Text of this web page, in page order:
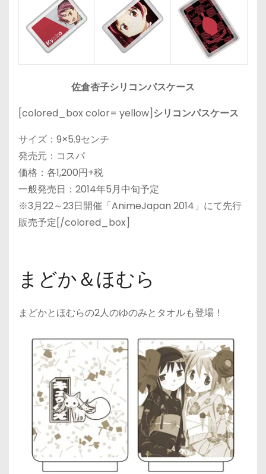
佐倉杏子シリコンパスケース
[colored_box color= yellow] シリコンパスケース
サイズ：9×5.9センチ
発売元：コスパ
価格：各1,200円+税
一般発売日：2014年5月中旬予定
※3月22～23日開催「AnimeJapan 2014」にて先行
販売予定[/colored_box]
まどか＆ほむら
まどかとほむらの2人のゆのみとタオルも登場！